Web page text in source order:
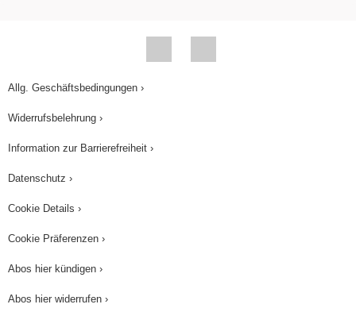
Allg. Geschäftsbedingungen ›
Widerrufsbelehrung ›
Information zur Barrierefreiheit ›
Datenschutz ›
Cookie Details ›
Cookie Präferenzen ›
Abos hier kündigen ›
Abos hier widerrufen ›